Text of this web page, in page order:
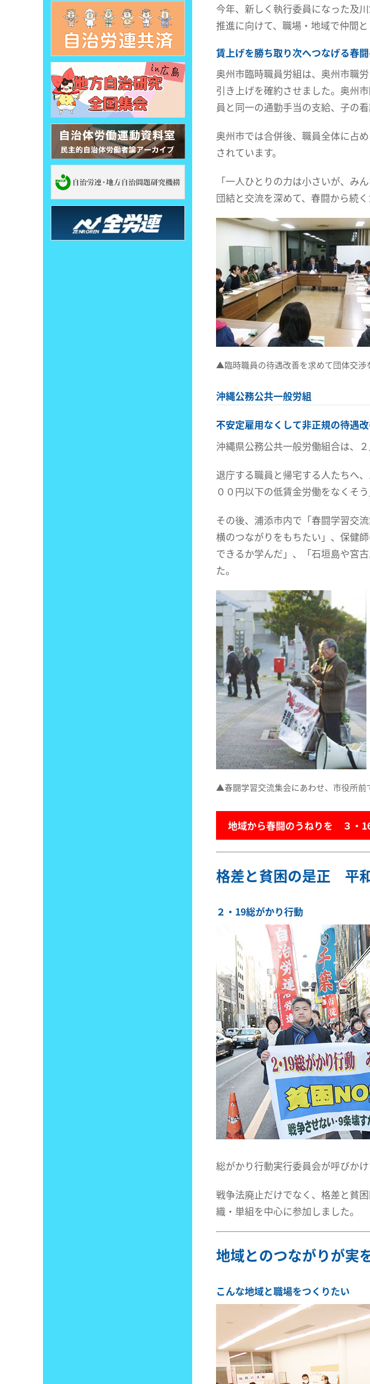
今年、新しく執行委員になった及
推進に向けて、職場・地域で仲間
賃上げを勝ち取り次へつなげる春
奥州市臨時職員労組は、奥州市職
引き上げを確約させました。奥州
員と同一の通勤手当の支給、子の
奥州市では合併後、職員全体に占
されています。
「一人ひとりの力は小さいが、み
団結と交流を深めて、春闘から続
▲臨時職員の待遇改善を求めて団体交渉
沖縄公務公共一般労組
不安定雇用なくして非正規の待遇
沖縄県公務公共一般労働組合は、
退庁する職員と帰宅する人たちへ
００円以下の低賃金労働をなくそ
その後、浦添市内で「春闘学習交
横のつながりをもちたい」、保健
できるか学んだ」、「石垣島や宮
た。
▲春闘学習交流集会にあわせ、市役所前
地域から春闘のうねりを ３・
格差と貧困の是正 平
２・19総がかり行動
総がかり行動実行委員会が呼びか
戦争法廃止だけでなく、格差と貧
織・単組を中心に参加しました。
地域とのつながりが実
こんな地域と職場をつくりたい